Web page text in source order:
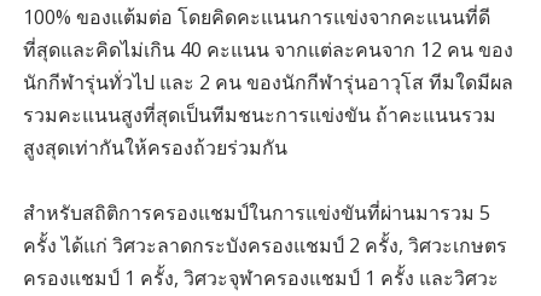
100% ของแต้มต่อ โดยคิดคะแนนการแข่งจากคะแนนที่ดี
ที่สุดและคิดไม่เกิน 40 คะแนน จากแต่ละคนจาก 12 คน ของ
นักกีฬารุ่นทั่วไป และ 2 คน ของนักกีฬารุ่นอาวุโส ทีมใดมีผล
รวมคะแนนสูงที่สุดเป็นทีมชนะการแข่งขัน ถ้าคะแนนรวม
สูงสุดเท่ากันให้ครองถ้วยร่วมกัน
สำหรับสถิติการครองแชมป์ในการแข่งขันที่ผ่านมารวม 5
ครั้ง ได้แก่ วิศวะลาดกระบังครองแชมป์ 2 ครั้ง, วิศวะเกษตร
ครองแชมป์ 1 ครั้ง, วิศวะจุฬาครองแชมป์ 1 ครั้ง และวิศวะ